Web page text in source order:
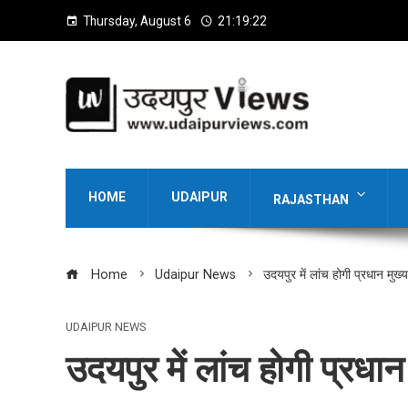
Thursday, August 6 21:19:23
HOME UDAIPUR RAJASTHAN
Home Udaipur News उदयपुर में लांच होगी प्रधान
UDAIPUR NEWS
उदयपुर में लांच होगी